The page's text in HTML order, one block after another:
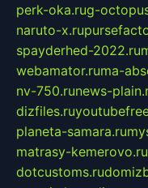
perk-oka.rug-
naruto-x.ru
spayderhed-2022.ru
webamator.ruma-
nv-750.runews-
dizfiles.ru
planeta-samara.ru
matrasy-kemerovo.ru
dotcustoms.ru